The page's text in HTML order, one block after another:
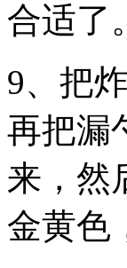
合适了。
9、把
再把漏
来，然
金黄色